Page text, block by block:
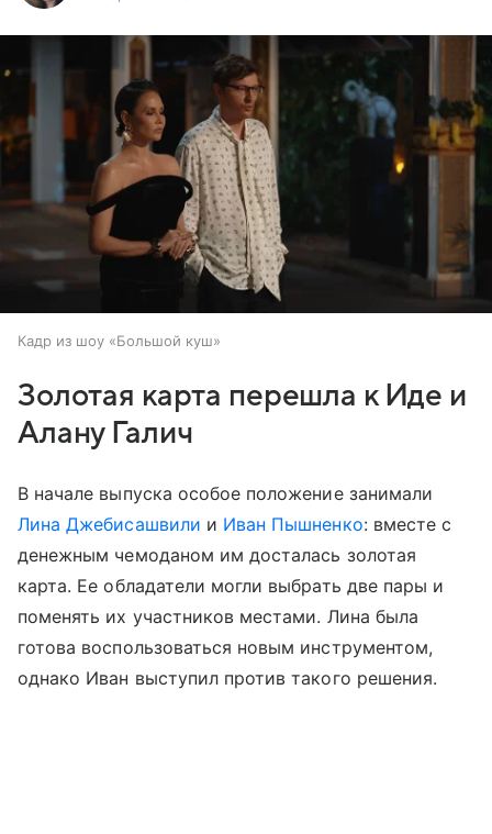
Кадр из шоу «Большой куш»
Золотая карта перешла к Иде и
Алану Галич
В начале выпуска особое положение занимали
Лина Джебисашвили и Иван Пышненко: вместе с
денежным чемоданом им досталась золотая
карта. Ее обладатели могли выбрать две пары и
поменять их участников местами. Лина была
готова воспользоваться новым инструментом,
однако Иван выступил против такого решения.